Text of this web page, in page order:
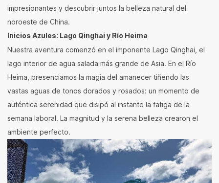
impresionantes y descubrir juntos la belleza natural del
noroeste de China.
Inicios Azules: Lago Qinghai y Río Heima
Nuestra aventura comenzó en el imponente Lago Qinghai, el
lago interior de agua salada más grande de Asia. En el Río
Heima, presenciamos la magia del amanecer tiñendo las
vastas aguas de tonos dorados y rosados: un momento de
auténtica serenidad que disipó al instante la fatiga de la
semana laboral. La magnitud y la serena belleza crearon el
ambiente perfecto.